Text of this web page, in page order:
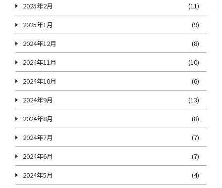
2025年2月
(11)
2025年1月
(9)
2024年12月
(8)
2024年11月
(10)
2024年10月
(6)
2024年9月
(13)
2024年8月
(8)
2024年7月
(7)
2024年6月
(7)
2024年5月
(4)